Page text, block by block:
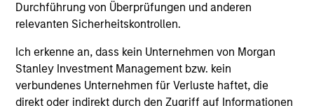
Durchführung von Überprüfungen und anderen
relevanten Sicherheitskontrollen.
Ich erkenne an, dass kein Unternehmen von Morgan
Stanley Investment Management bzw. kein
verbundenes Unternehmen für Verluste haftet, die
direkt oder indirekt durch den Zugriff auf Informationen
view, analysing the factors that drive global change can
reveal market dislocations and investment opportunities.
of financial and material non-financial factors, Calvert
seeks to deliver superior investment strategies while
supporting positive change for our planet and society.